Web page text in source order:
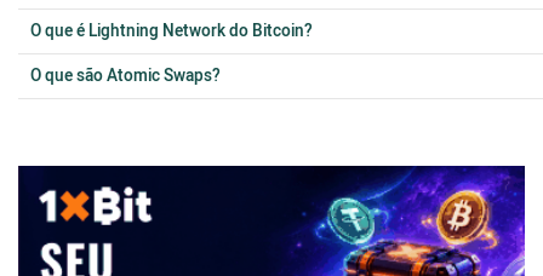
O que é Lightning Network do Bitcoin?
O que são Atomic Swaps?